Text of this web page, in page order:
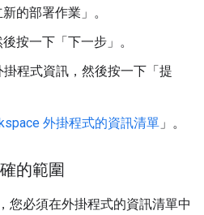
的部署作業」 。
按一下「下一步」 。
掛程式資訊，然後按一下「提
外掛程式的資訊清單 」。
的範圍
您必須在外掛程式的資訊清單中